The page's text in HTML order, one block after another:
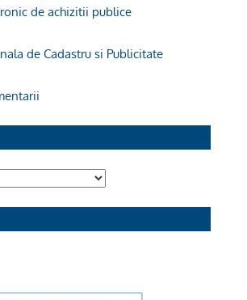
de achizitii publice
de Cadastru si Publicitate